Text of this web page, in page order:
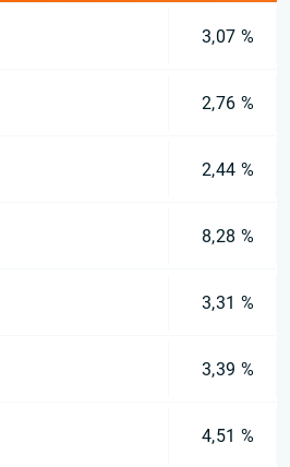
3,07 %
2,76 %
2,44 %
8,28 %
3,31 %
3,39 %
4,51 %